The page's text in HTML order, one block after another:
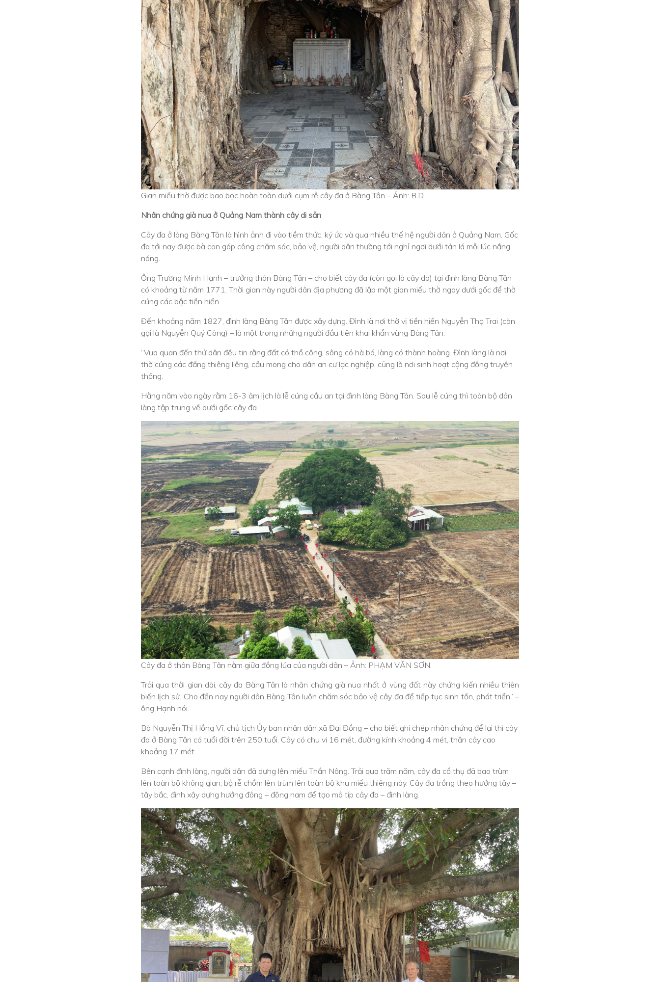
Gian miếu thờ được bao bọc hoàn toàn dưới cụm rễ cây đa ở Bàng Tân – Ảnh: B.D.
Nhân chứng già nua ở Quảng Nam thành cây di sản
Cây đa ở làng Bàng Tân là hình ảnh đi vào tiềm thức, ký ức và qua nhiều thế hệ người dân ở Quảng Nam. Gốc
đa tới nay được bà con góp công chăm sóc, bảo vệ, người dân thường tới nghỉ ngơi dưới tán lá mỗi lúc nắng
nóng.
Ông Trương Minh Hạnh – trưởng thôn Bàng Tân – cho biết cây đa (còn gọi là cây da) tại đình làng Bàng Tân
có khoảng từ năm 1771. Thời gian này người dân địa phương đã lập một gian miếu thờ ngay dưới gốc để thờ
cúng các bậc tiền hiền.
Đến khoảng năm 1827, đình làng Bàng Tân được xây dựng. Đình là nơi thờ vị tiền hiền Nguyễn Thọ Trai (còn
gọi là Nguyễn Quý Công) – là một trong những người đầu tiên khai khẩn vùng Bàng Tân.
“Vua quan đến thứ dân đều tin rằng đất có thổ công, sông có hà bá, làng có thành hoàng. Đình làng là nơi
thờ cúng các đấng thiêng liêng, cầu mong cho dân an cư lạc nghiệp, cũng là nơi sinh hoạt cộng đồng truyền
thống.
Hằng năm vào ngày rằm 16-3 âm lịch là lễ cúng cầu an tại đình làng Bàng Tân. Sau lễ cúng thì toàn bộ dân
làng tập trung về dưới gốc cây đa.
Cây đa ở thôn Bàng Tân nằm giữa đồng lúa của người dân – Ảnh: PHẠM VĂN SƠN.
Trải qua thời gian dài, cây đa Bàng Tân là nhân chứng già nua nhất ở vùng đất này chứng kiến nhiều thiên
biến lịch sử. Cho đến nay người dân Bàng Tân luôn chăm sóc bảo vệ cây đa để tiếp tục sinh tồn, phát triển” –
ông Hạnh nói.
Bà Nguyễn Thị Hồng Vĩ, chủ tịch Ủy ban nhân dân xã Đại Đồng – cho biết ghi chép nhân chứng để lại thì cây
đa ở Bàng Tân có tuổi đời trên 250 tuổi. Cây có chu vi 16 mét, đường kính khoảng 4 mét, thân cây cao
khoảng 17 mét.
Bên cạnh đình làng, người dân đã dựng lên miếu Thần Nông. Trải qua trăm năm, cây đa cổ thụ đã bao trùm
lên toàn bộ không gian, bộ rễ chồm lên trùm lên toàn bộ khu miếu thiêng này. Cây đa trồng theo hướng tây –
tây bắc, đình xây dựng hướng đông – đông nam để tạo mô típ cây đa – đình làng.